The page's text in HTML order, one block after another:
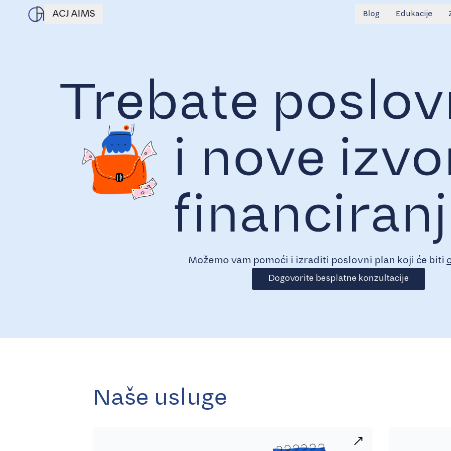
ACJ AIMS Blog Edukacije
Trebate
i nove
Možemo vam pomoći i izraditi poslovni plan koji će biti
Dogovorite besplatne konzultacije
Naše usluge